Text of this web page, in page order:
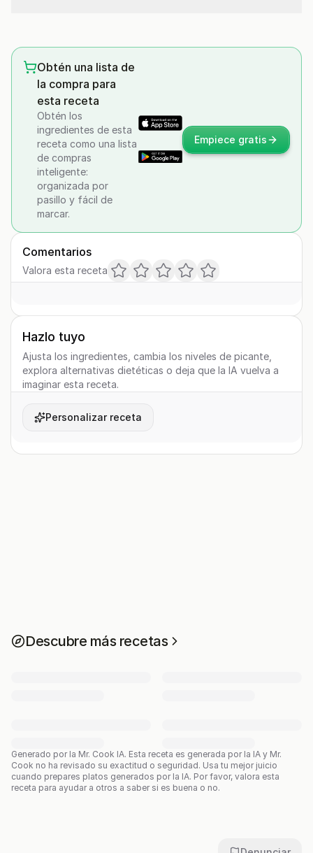
Obtén una lista de
la compra para
esta receta
Obtén los
ingredientes de esta
receta como una lista
de compras
inteligente:
organizada por
pasillo y fácil de
marcar.
Empiece gratis
Comentarios
Valora esta receta
Hazlo tuyo
Ajusta los ingredientes, cambia los niveles de picante,
explora alternativas dietéticas o deja que la IA vuelva a
imaginar esta receta.
Personalizar receta
Descubre más recetas
Generado por la Mr. Cook IA. Esta receta es generada por la IA y Mr.
Cook no ha revisado su exactitud o seguridad. Usa tu mejor juicio
cuando prepares platos generados por la IA. Por favor, valora esta
receta para ayudar a otros a saber si es buena o no.